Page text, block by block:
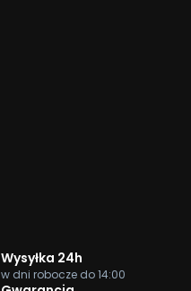
Wysyłka 24h
w dni robocze do 14:00